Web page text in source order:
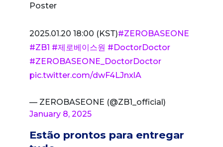
Poster
2025.01.20 18:00 (KST)#ZEROBASEONE
#ZB1 #제로베이스원 #DoctorDoctor
#ZEROBASEONE_DoctorDoctor
pic.twitter.com/dwF4LJnxlA
— ZEROBASEONE (@ZB1_official)
January 8, 2025
Estão prontos para entregar